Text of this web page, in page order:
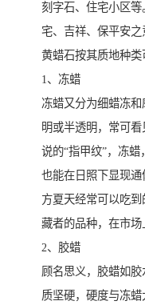
刻字石、住宅小区
宅、吉祥、保平安之
黄蜡石按其质地种类
1、冻蜡
冻蜡又分为细蜡冻
明或半透明，常可
说的“指甲纹”，冻
也能在日照下显现
方夏天经常可以吃
藏者的品种，在市场
2、胶蜡
顾名思义，胶蜡如
质坚硬，硬度与冻